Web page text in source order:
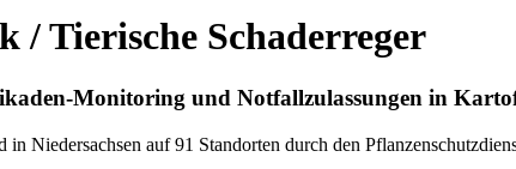
/ Tierische Schaderreger
Monitoring und Notfallzulassungen in
Niedersachsen auf 91 Standorten durch den